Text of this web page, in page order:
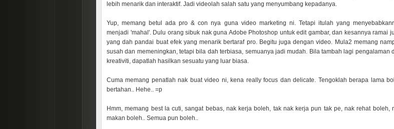
lebih menarik dan interaktif. Jadi videolah salah satu yang menyumbang kepadanya.
Yup, memang betul ada pro & con nya guna video marketing ni. Tetapi itulah yang
menjadi 'mahal'. Dulu orang sibuk nak guna Adobe Photoshop untuk edit gambar, dan kesannya ramai
yang dah pandai buat efek yang menarik bertaraf pro. Begitu juga dengan video. Mula2 memang
susah dan memeningkan, tetapi bila dah terbiasa, semuanya jadi mudah. Bila tambah lagi pengalaman
kreativiti, dapatlah hasilkan sesuatu yang luar biasa.
Cuma memang penatlah nak buat video ni, kena really focus dan delicate. Tengoklah berapa lama
bertahan.. Hehe.. =p
Hmm, memang best la cuti, sangat bebas, nak kerja boleh, tak nak kerja pun tak pe, nak rehat boleh,
makan boleh.. Semua pun boleh..